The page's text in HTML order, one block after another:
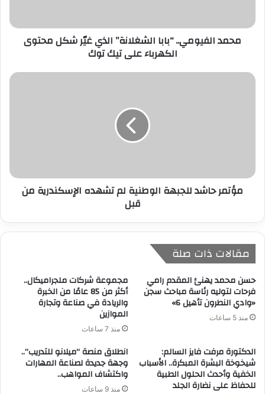
ر
محمد الفيومي.. “بابا الشغلانة” الذي غيّر شكل محتوى
الكهرباء على تيك توك
مؤتمر حاشد للجبهة الوطنية لم تشهده الإسكندرية من
قبل
مقالات ذات صلة
حسن محمد يهنئ المقدم رامي
فرحات لتوليه رئاسة مباحث سجن
«وادي النطرون تأهيل 6»
منذ 5 ساعات
مجموعة شركات ملجراميكال..
أكثر من 85 عامًا من الخبرة
والريادة في صناعة وتجارة
الموازين
منذ 7 ساعات
الدكتورة مرفت فايز السالم:
شيخوخة البشرة المبكرة.. الأسباب
الخفية وأحدث الحلول الطبية
للحفاظ على نضارة الجلد
انطلاق منصة “ميلانو للتدريب”..
وجهة جديدة لصناعة المهارات
واكتشاف المواهب..
منذ 9 ساعات